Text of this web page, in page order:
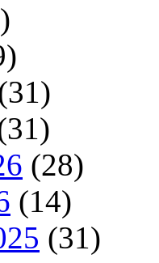
(28)
(14)
(31)